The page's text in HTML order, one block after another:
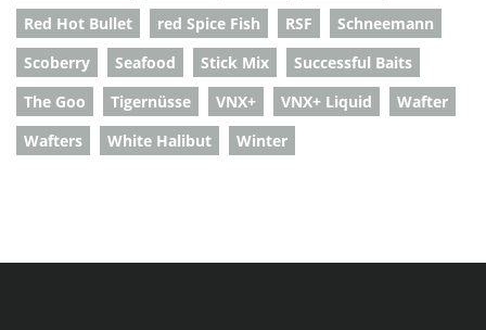
Red Hot Bullet
red Spice Fish RSF
Schneemann
Scoberry
Seafood Stick Mix
Successful Baits
The Goo
Tigernüsse VNX+ VNX+ Liquid
Wafter
Wafters
White Halibut Winter